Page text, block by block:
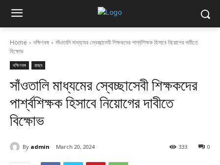
Home দক্ষিণবঙ্গ
সাঁওতালি মাধ্যমের স্বেচ্ছাসেবী শিক্ষকদের পার্শ্বশিক্ষক হিসাবে নিয়োগের দাবীতে
বিক্ষোভ
দক্ষিণবঙ্গ রাজ্য
সাঁওতালি মাধ্যমের স্বেচ্ছাসেবী শিক্ষকদের
পার্শ্বশিক্ষক হিসাবে নিয়োগের দাবীতে
বিক্ষোভ
By admin March 20, 2024 0
333